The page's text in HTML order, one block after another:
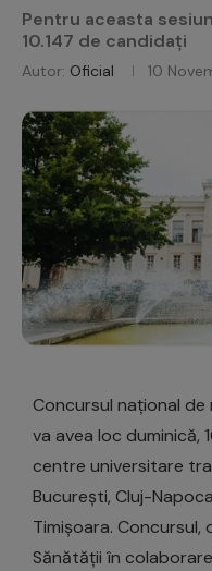
Pentru aceasta
10.147 de candidați
Autor: Oficial 10
Concursul național
va avea loc duminică,
centre universitare
București, Cluj-
Timișoara.
Sănătății în